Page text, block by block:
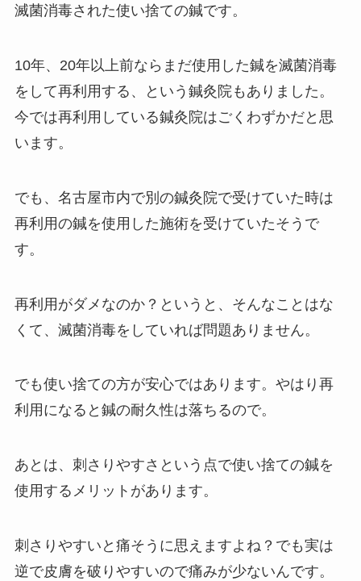
滅菌消毒された使い捨ての鍼です。
10年、20年以上前ならまだ使用した鍼を滅菌消毒
をして再利用する、という鍼灸院もありました。
今では再利用している鍼灸院はごくわずかだと思
います。
でも、名古屋市内で別の鍼灸院で受けていた時は
再利用の鍼を使用した施術を受けていたそうで
す。
再利用がダメなのか？というと、そんなことはな
くて、滅菌消毒をしていれば問題ありません。
でも使い捨ての方が安心ではあります。やはり再
利用になると鍼の耐久性は落ちるので。
あとは、刺さりやすさという点で使い捨ての鍼を
使用するメリットがあります。
刺さりやすいと痛そうに思えますよね？でも実は
逆で皮膚を破りやすいので痛みが少ないんです。